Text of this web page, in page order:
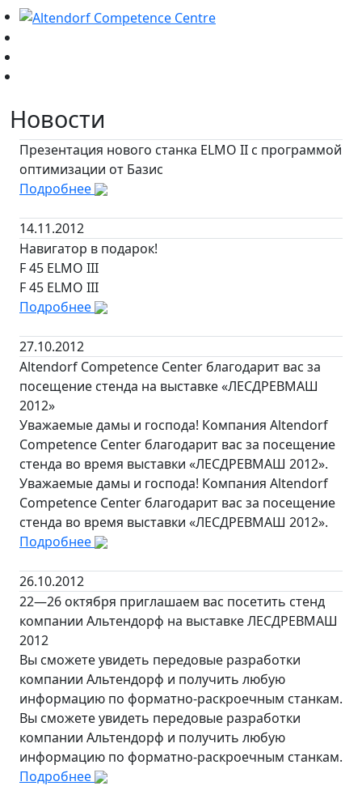
Новости
Презентация нового станка ELMO II c программой
оптимизации от Базис
Подробнее
14.11.2012
Навигатор в подарок!
F 45 ELMO III
F 45 ELMO III
Подробнее
27.10.2012
Altendorf Competence Center благодарит вас за
посещение стенда на выставке «ЛЕСДРЕВМАШ
2012»
Уважаемые дамы и господа! Компания Altendorf
Competence Center благодарит вас за посещение
стенда во время выставки «ЛЕСДРЕВМАШ 2012».
Уважаемые дамы и господа! Компания Altendorf
Competence Center благодарит вас за посещение
стенда во время выставки «ЛЕСДРЕВМАШ 2012».
Подробнее
26.10.2012
22—26 октября приглашаем вас посетить стенд
компании Альтендорф на выставке ЛЕСДРЕВМАШ
2012
Вы сможете увидеть передовые разработки
компании Альтендорф и получить любую
информацию по форматно-раскроечным станкам.
Вы сможете увидеть передовые разработки
компании Альтендорф и получить любую
информацию по форматно-раскроечным станкам.
Подробнее